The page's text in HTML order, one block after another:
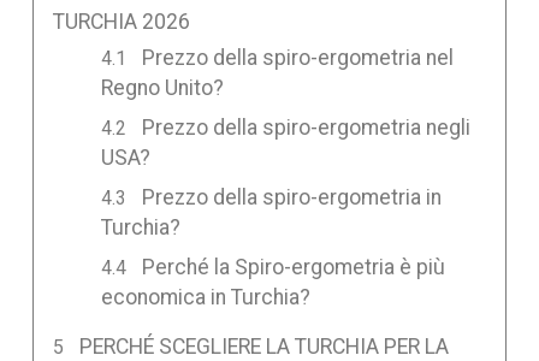
TURCHIA 2026
Prezzo della spiro-ergometria nel
Regno Unito?
Prezzo della spiro-ergometria negli
USA?
Prezzo della spiro-ergometria in
Turchia?
Perché la Spiro-ergometria è più
economica in Turchia?
PERCHÉ SCEGLIERE LA TURCHIA PER LA